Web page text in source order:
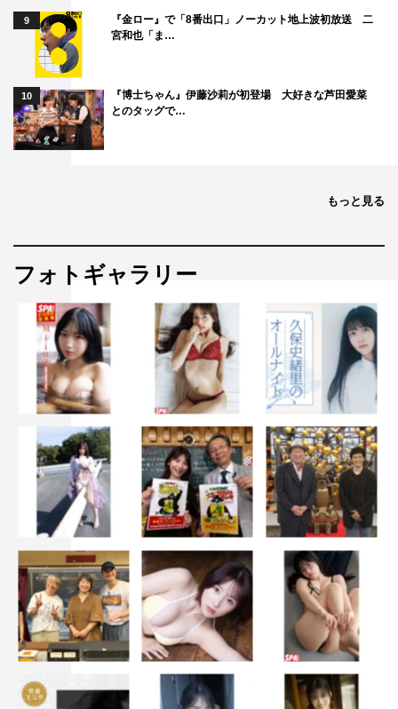
9
『金ロー』で「8番出口」ノーカット地上波初放送 二
宮和也「ま…
10
『博士ちゃん』伊藤沙莉が初登場 大好きな芦田愛菜
とのタッグで…
もっと見る
フォトギャラリー